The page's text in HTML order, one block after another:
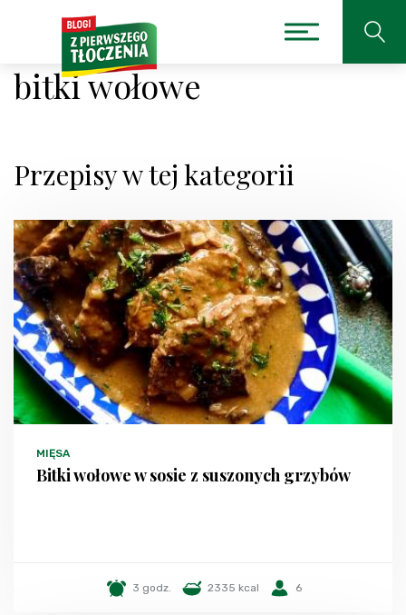
bitki wołowe
Przepisy w tej kategorii
MIĘSA
Bitki wołowe w sosie z suszonych grzybów
3 godz. 2335 kcal 6